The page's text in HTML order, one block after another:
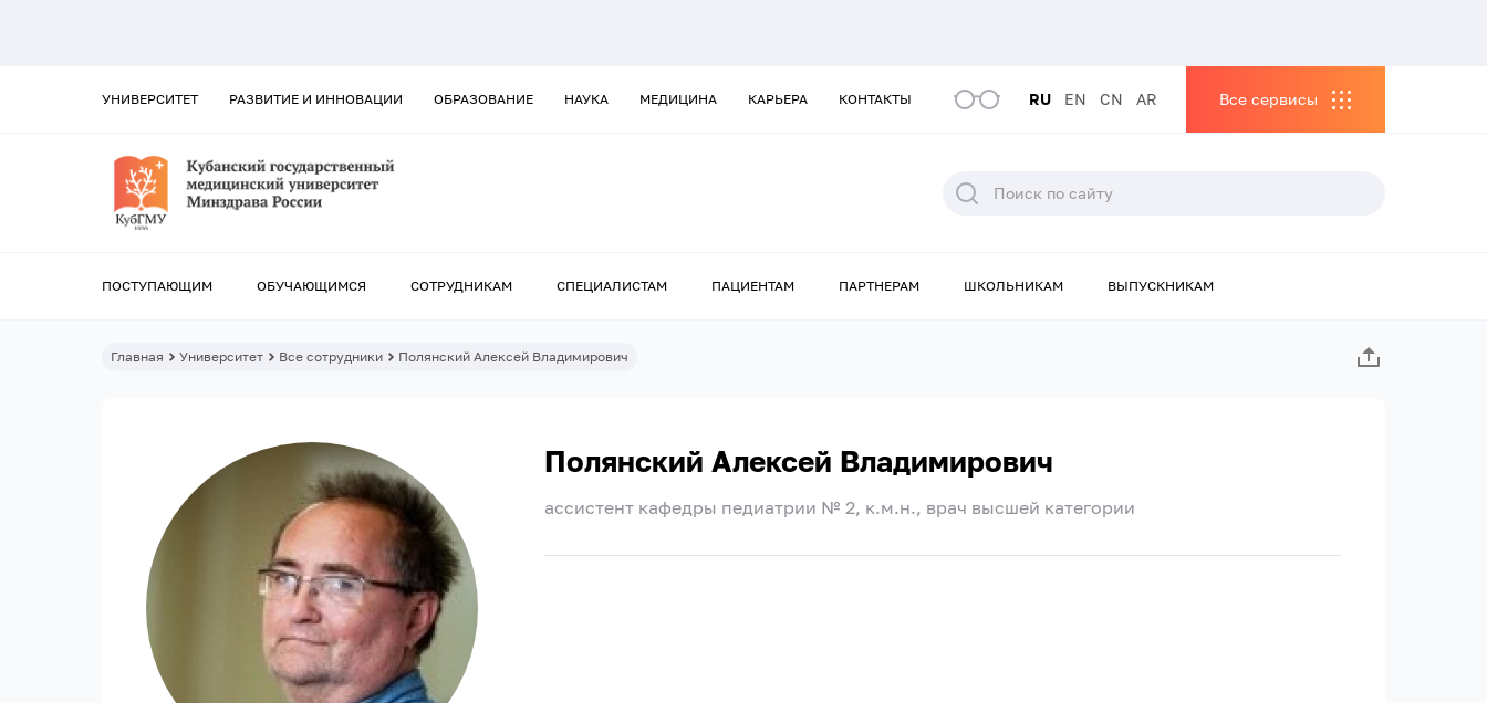
УНИВЕРСИТЕТ РАЗВИТИЕ И ИННОВАЦИИ ОБРАЗОВАНИЕ НАУКА МЕДИЦИНА КАРЬЕРА КОНТАКТЫ RU EN CN AR Все сервисы
ПОСТУПАЮЩИМ ОБУЧАЮЩИМСЯ СОТРУДНИКАМ СПЕЦИАЛИСТАМ ПАЦИЕНТАМ ПАРТНЕРАМ ШКОЛЬНИКАМ ВЫПУСКНИКАМ
Главная Университет Все сотрудники Полянский Алексей Владимирович
Полянский Алексей Владимирович
ассистент кафедры педиатрии № 2, к.м.н., врач высшей категории